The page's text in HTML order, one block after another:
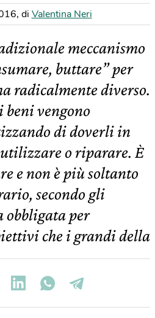
, di Valentina Neri
meccanismo
buttare” per
radicalmente diverso.
beni vengono
di doverli in
o riparare. È
e non è più soltanto
secondo gli
obbligata per
che i grandi della